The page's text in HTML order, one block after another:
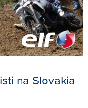
na Slovakia